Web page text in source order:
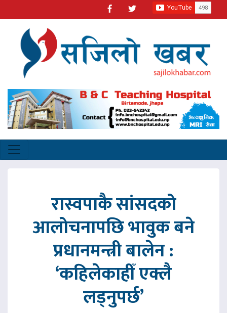
रास्वपाकै सांसदको
आलोचनापछि भावुक बने
प्रधानमन्त्री बालेन :
‘कहिलेकाहीँ एक्लै
लड्नुपर्छ’